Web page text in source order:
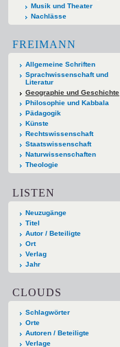
Musik und Theater
Nachlässe
FREIMANN
Allgemeine Schriften
Sprachwissenschaft und
Literatur
Geographie und Geschichte
Philosophie und Kabbala
Pädagogik
Künste
Rechtswissenschaft
Staatswissenschaft
Naturwissenschaften
Theologie
LISTEN
Neuzugänge
Titel
Autor / Beteiligte
Ort
Verlag
Jahr
CLOUDS
Schlagwörter
Orte
Autoren / Beteiligte
Verlage